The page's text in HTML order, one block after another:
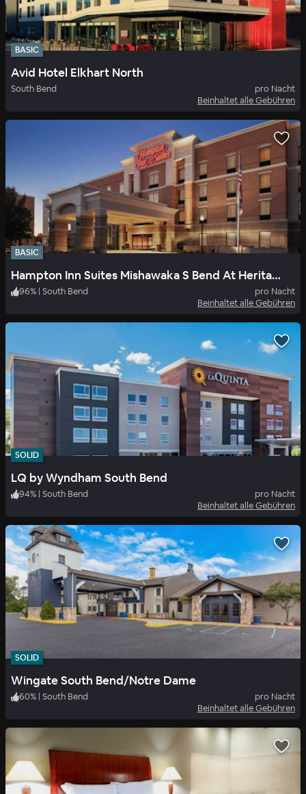
BASIC
Avid Hotel Elkhart North
South Bend
pro Nacht
Beinhaltet alle Gebühren
BASIC
Hampton Inn Suites Mishawaka S Bend At Heritage Square In
96% | South Bend
pro Nacht
Beinhaltet alle Gebühren
SOLID
LQ by Wyndham South Bend
94% | South Bend
pro Nacht
Beinhaltet alle Gebühren
SOLID
Wingate South Bend/Notre Dame
60% | South Bend
pro Nacht
Beinhaltet alle Gebühren